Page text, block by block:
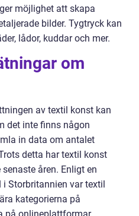
möjlighet att skapa
bilder. Tygtryck kan
lådor, kuddar och mer.
om
av textil konst kan
det inte finns någon
in data om antalet
detta har textil konst
åren. Enligt en
Storbritannien var textil
kategorierna på